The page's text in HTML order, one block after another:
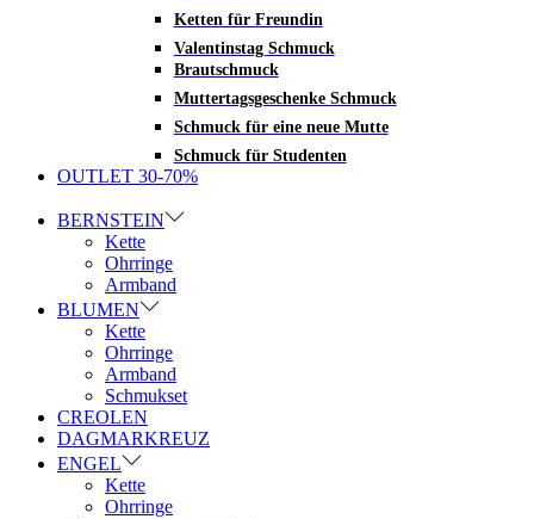
Ketten für Freundin
Valentinstag Schmuck
Brautschmuck
Muttertagsgeschenke Schmuck
Schmuck für eine neue Mutte
Schmuck für Studenten
OUTLET 30-70%
BERNSTEIN
Kette
Ohrringe
Armband
BLUMEN
Kette
Ohrringe
Armband
Schmukset
CREOLEN
DAGMARKREUZ
ENGEL
Kette
Ohrringe